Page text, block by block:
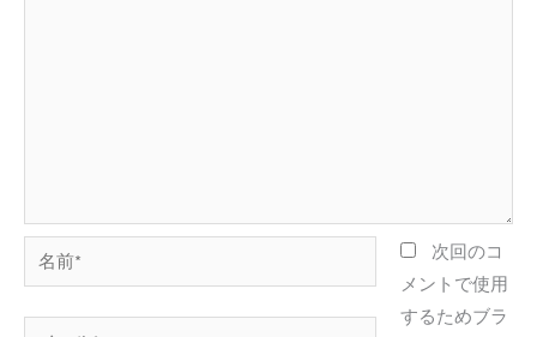
前
*
次回のコ
メントで使用
するためブラ